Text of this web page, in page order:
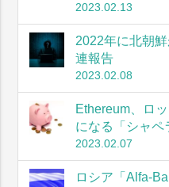
2023.02.13
2022年に北朝
連報告
2023.02.08
Ethereum、ロ
になる「シャペ
2023.02.07
ロシア「Alfa-